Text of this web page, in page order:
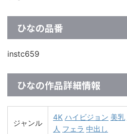
ひなの品番
instc659
ひなの作品詳細情報
ジャンル
4K ハイビジョン 美乳
人 フェラ 中出し